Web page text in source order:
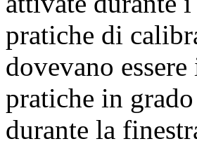
pratiche di
dovevano
pratiche in
durante la